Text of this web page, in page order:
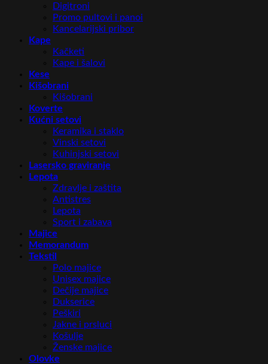
Digitroni
Promo pultovi i panoi
Kancelarijski pribor
Kape
Kačketi
Kape i šalovi
Kese
Kišobrani
Kišobrani
Koverte
Kućni setovi
Keramika i staklo
Vinski setovi
Kuhinjski setovi
Lasersko graviranje
Lepota
Zdravlje i zaštita
Antistres
Lepota
Sport i zabava
Majice
Memorandum
Tekstil
Polo majice
Unisex majice
Dečije majice
Dukserice
Peškiri
Jakne i prsluci
Košulje
Ženske majice
Olovke